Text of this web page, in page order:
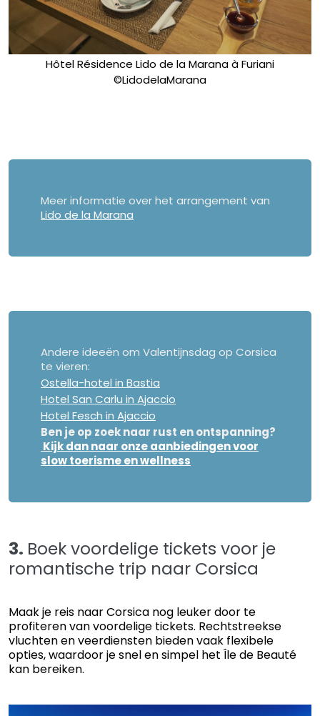
Hôtel Résidence Lido de la Marana à Furiani
©LidodelaMarana
Meer informatie over het arrangement van
Lido de la Marana
Andere ideeën om Valentijnsdag op Corsica
te vieren:
Ostella-hotel in Bastia
Hotel San Carlu in Ajaccio
Hotel Fesch in Ajaccio
Ben je op zoek naar rust en ontspanning?
Kijk dan naar onze aanbiedingen voor
slow toerisme en wellness
3. Boek voordelige tickets voor je
romantische trip naar Corsica
Maak je reis naar Corsica nog leuker door te
profiteren van voordelige tickets. Rechtstreekse
vluchten en veerdiensten bieden vaak flexibele
opties, waardoor je snel en simpel het Île de Beauté
kan bereiken.